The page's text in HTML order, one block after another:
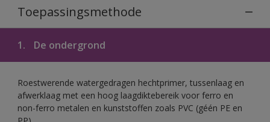
Toepassingsmethode
1. De ondergrond
Roestwerende watergedragen hechtprimer, tussenlaag en
afwerklaag met een hoog laagdiktebereik voor ferro en
non-ferro metalen en kunststoffen zoals PVC (géén PE en